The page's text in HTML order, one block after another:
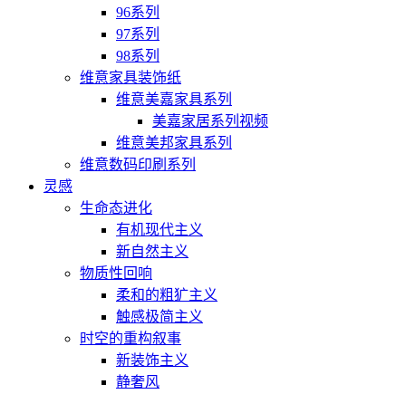
96系列
97系列
98系列
维意家具装饰纸
维意美嘉家具系列
美嘉家居系列视频
维意美邦家具系列
维意数码印刷系列
灵感
生命态进化
有机现代主义
新自然主义
物质性回响
柔和的粗犷主义
触感极简主义
时空的重构叙事
新装饰主义
静奢风